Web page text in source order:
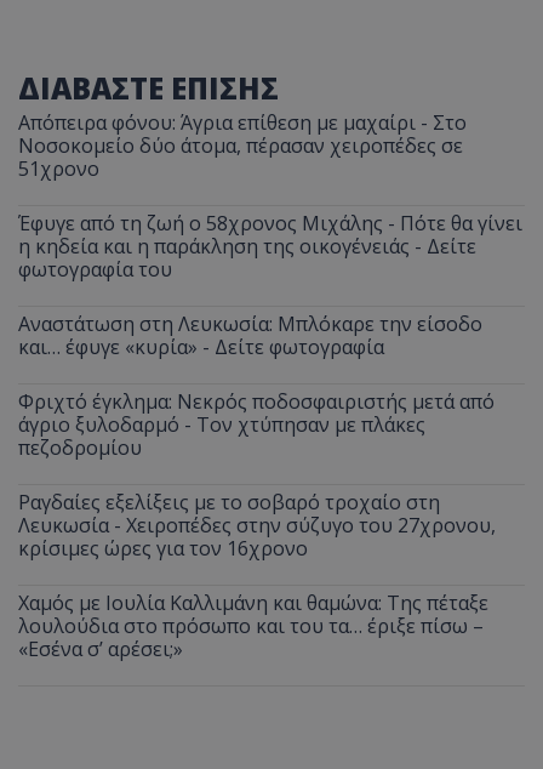
ΔΙΑΒΑΣΤΕ ΕΠΙΣΗΣ
Απόπειρα φόνου: Άγρια επίθεση με μαχαίρι - Στο
Νοσοκομείο δύο άτομα, πέρασαν χειροπέδες σε
51χρονο
Έφυγε από τη ζωή ο 58χρονος Μιχάλης - Πότε θα γίνει
η κηδεία και η παράκληση της οικογένειάς - Δείτε
φωτογραφία του
Αναστάτωση στη Λευκωσία: Μπλόκαρε την είσοδο
και… έφυγε «κυρία» - Δείτε φωτογραφία
Φριχτό έγκλημα: Νεκρός ποδοσφαιριστής μετά από
άγριο ξυλοδαρμό - Τον χτύπησαν με πλάκες
πεζοδρομίου
Ραγδαίες εξελίξεις με το σοβαρό τροχαίο στη
Λευκωσία - Χειροπέδες στην σύζυγο του 27χρονου,
κρίσιμες ώρες για τον 16χρονο
Χαμός με Ιουλία Καλλιμάνη και θαμώνα: Της πέταξε
λουλούδια στο πρόσωπο και του τα… έριξε πίσω –
«Εσένα σ’ αρέσει;»